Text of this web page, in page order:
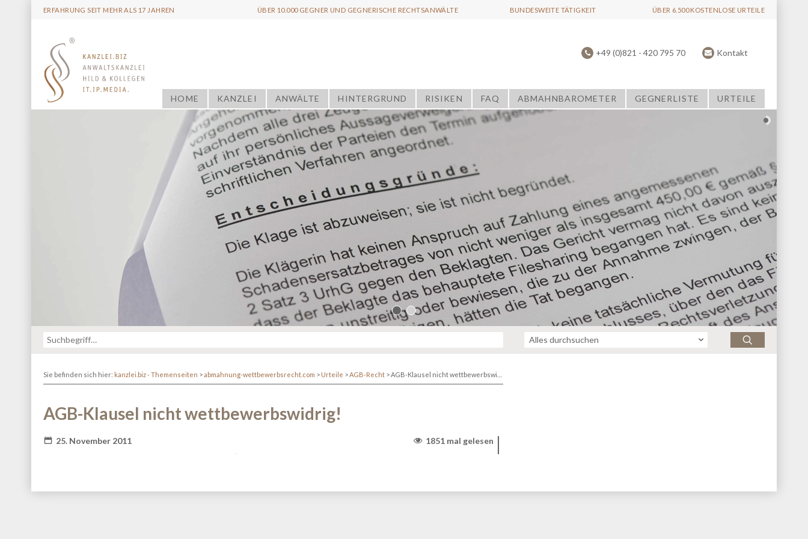
ERFAHRUNG SEIT MEHR ALS 17 JAHREN ÜBER 10.000 GEGNER UND GEGNERISCHE RECHTSANWÄLTE BUNDESWEITE TÄTIGKEIT ÜBER 6.500 KOSTENLOSE URTEILE
+49 (0)821 - 420 795 70 Kontakt
HOME KANZLEI ANWÄLTE HINTERGRUND RISIKEN FAQ ABMAHNBAROMETER GEGNERLISTE URTEILE
Sie befinden sich hier: kanzlei.biz - Themenseiten > abmahnung-wettbewerbsrecht.com > Urteile > AGB-Recht > AGB-Klausel nicht wettbewerbswidrig!
AGB-Klausel nicht wettbewerbswidrig!
25. November 2011
1851 mal gelesen
: Redefinition of parameter $_ in